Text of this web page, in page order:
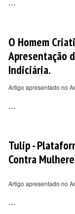
O Homem
Apresentação
Indiciária.
Artigo apresentado no
...
Tulip -
Contra
Artigo apresentado no
...